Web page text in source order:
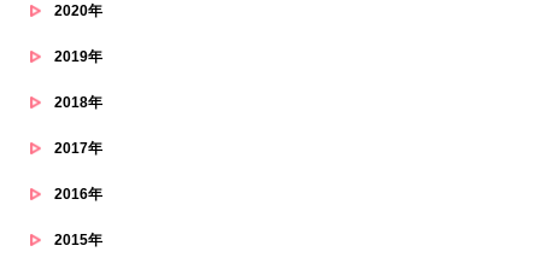
2020年
2019年
2018年
2017年
2016年
2015年